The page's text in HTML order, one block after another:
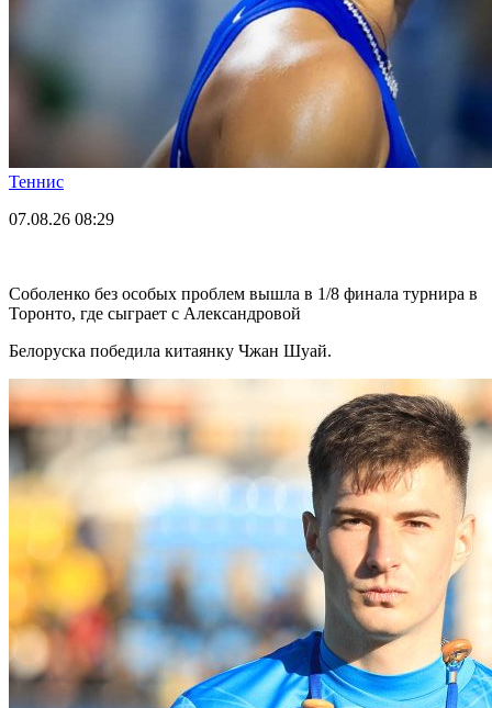
Теннис
07.08.26 08:29
Соболенко без особых проблем вышла в 1/8 финала турнира в
Торонто, где сыграет с Александровой
Белоруска победила китаянку Чжан Шуай.